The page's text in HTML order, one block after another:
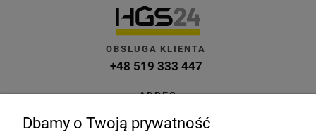
OBSŁUGA KLIENTA
+48 519 333 447
ADRES
Kujawski
Dbamy o Twoją prywatność